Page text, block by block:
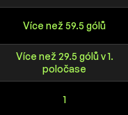
Více než 59.5 gólů
Více než 29.5 gólů v 1.
poločase
1